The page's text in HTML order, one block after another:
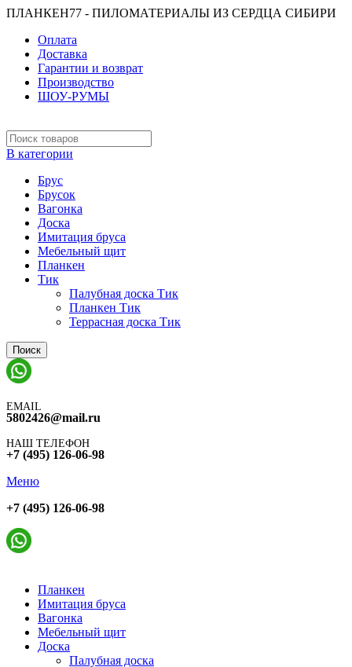
ПЛАНКЕН77 - ПИЛОМАТЕРИАЛЫ ИЗ СЕРДЦА СИБИРИ
Оплата
Доставка
Гарантии и возврат
Производство
ШОУ-РУМЫ
В категории
Брус
Брусок
Вагонка
Доска
Имитация бруса
Мебельный щит
Планкен
Тик
Палубная доска Тик
Планкен Тик
Террасная доска Тик
Поиск
EMAIL
5802426@mail.ru
НАШ ТЕЛЕФОН
+7 (495) 126-06-98
Меню
+7 (495) 126-06-98
Планкен
Имитация бруса
Вагонка
Мебельный щит
Доска
Палубная доска